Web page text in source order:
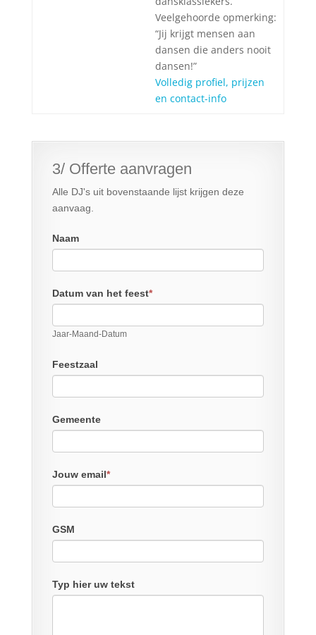
Veelgehoorde opmerking:
“Jij krijgt mensen aan
dansen die anders nooit
dansen!”
Volledig profiel, prijzen
en contact-info
3/ Offerte aanvragen
Alle DJ's uit bovenstaande lijst krijgen deze
aanvaag.
Naam
Datum van het feest*
Jaar-Maand-Datum
Feestzaal
Gemeente
Jouw email*
GSM
Typ hier uw tekst